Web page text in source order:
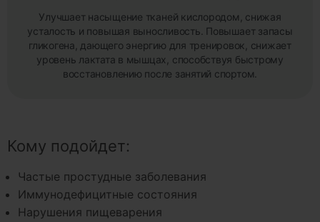
Улучшает насыщение тканей кислородом, снижая
усталость и повышая выносливость. Повышает запасы
гликогена, дающего энергию для тренировок, снижает
уровень лактата в мышцах, способствуя быстрому
восстановлению после занятий спортом.
Кому подойдет:
Частые простудные заболевания
Иммунодефицитные состояния
Нарушения пищеварения